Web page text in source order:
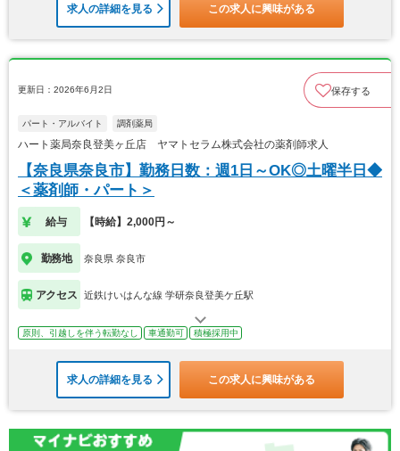
求人の詳細を見る この求人に興味がある
更新日：2026年6月2日 保存する
パート・アルバイト 調剤薬局
ハート薬局奈良登美ヶ丘店 ヤマトセラム株式会社の薬剤師求人
【奈良県奈良市】勤務日数：週1日～OK◎土曜半日◆
＜薬剤師・パート＞
給与 【時給】2,000円～
勤務地 奈良県 奈良市
アクセス 近鉄けいはんな線 学研奈良登美ケ丘駅
原則、引越しを伴う転勤なし 車通勤可 積極採用中
求人の詳細を見る この求人に興味がある